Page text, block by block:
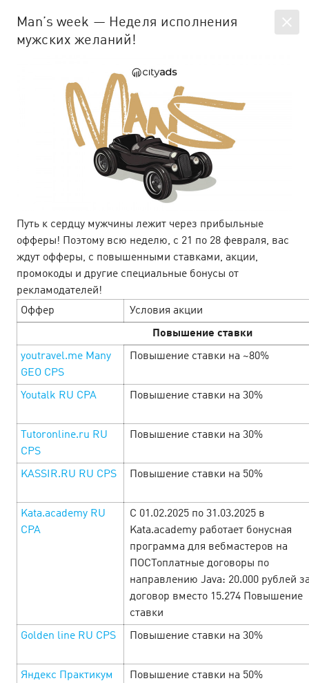
SIGN IN
E-com офферы на летней волне16
June’25
С 1 по 30 июня балансируем между золотым загаром и
золотыми цифрами. Лето манит на пляж, а каталог
Cityads — на щедрые ставки, бонусы и уникальные
промокоды. Сёрфь по офферам и прокачи…
Включайся в майский фестиваль
Man’s week — Неделя исполнения
мужских желаний!
Путь к сердцу мужчины лежит через прибыльные
офферы! Поэтому всю неделю, с 21 по 28 февраля, вас
ждут офферы, с повышенными ставками, акции,
промокоды и другие специальные бонусы от
рекламодателей!
Оффер
Условия акции
Повышение ставки
youtravel.me Many
GEO CPS
Повышение ставки на ~80%
Youtalk RU CPA Повышение ставки на 30%
Tutoronline.ru RU
CPS
Повышение ставки на 30%
KASSIR.RU RU CPS Повышение ставки на 50%
Kata.academy RU
CPA
С 01.02.2025 по 31.03.2025 в
Kata.academy работает бонусная
программа для вебмастеров на
ПОСТоплатные договоры по
направлению Java: 20.000 рублей
договор вместо 15.274 Повышение
ставки
Golden line RU CPS Повышение ставки на 30%
Яндекс Практикум
Повышение ставки на 50%